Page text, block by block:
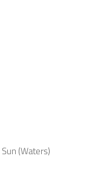
(Waters)